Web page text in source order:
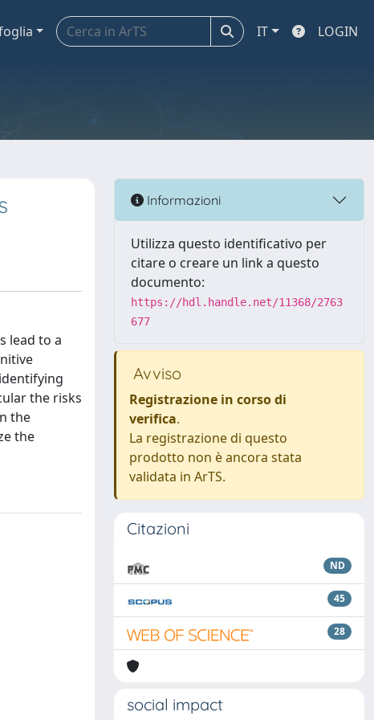
IT LOGIN
lead to a
the risks
the
the
Informazioni
Utilizza questo identificativo per
citare o creare un link a questo
documento:
https://hdl.handle.net/11368/2763
677
Avviso
Registrazione in corso di
verifica.
La registrazione di questo
prodotto non è ancora stata
validata in ArTS.
Citazioni
ND
45
28
social impact